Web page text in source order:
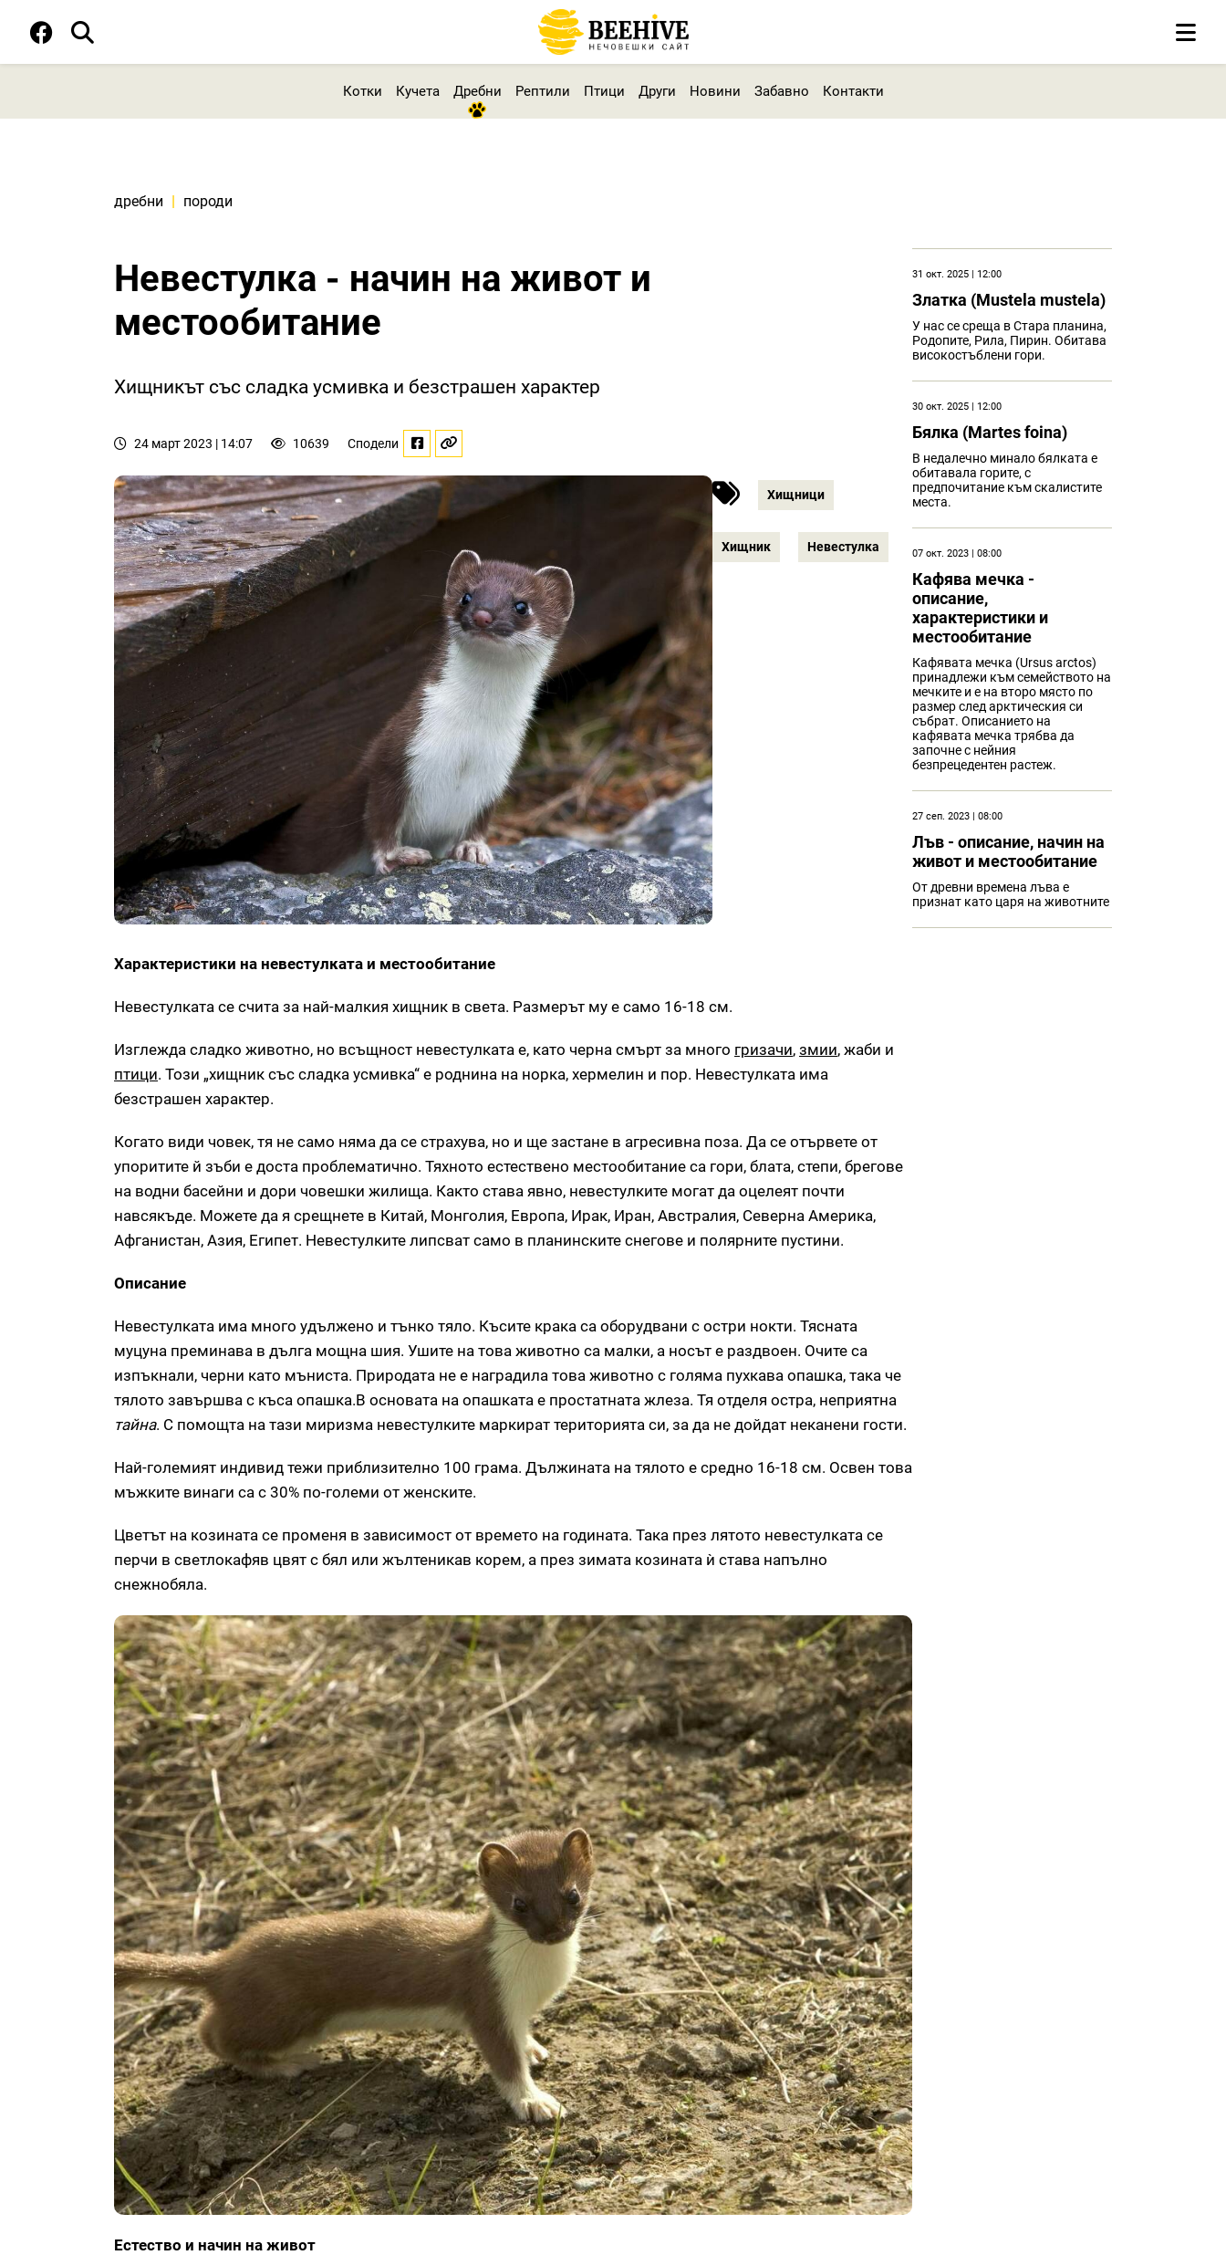
Котки Кучета Дребни Рептили Птици Други Новини Забавно Контакти
дребни | породи
Невестулка - начин на живот и
местообитание
Хищникът със сладка усмивка и безстрашен характер
24 март 2023 | 14:07 10639 Сподели
Хищници
Хищник Невестулка
Характеристики на невестулката и местообитание
Невестулката се счита за най-малкия хищник в света. Размерът му е само 16-18 см.
Изглежда сладко животно, но всъщност невестулката е, като черна смърт за много гризачи, змии, жаби и
птици. Този „хищник със сладка усмивка“ е роднина на норка, хермелин и пор. Невестулката има
безстрашен характер.
Когато види човек, тя не само няма да се страхува, но и ще застане в агресивна поза. Да се ​​отървете от
упоритите й зъби е доста проблематично. Тяхното естествено местообитание са гори, блата, степи, брегове
на водни басейни и дори човешки жилища. Както става явно, невестулките могат да оцелеят почти
навсякъде. Можете да я срещнете в Китай, Монголия, Европа, Ирак, Иран, Австралия, Северна Америка,
Афганистан, Азия, Египет. Невестулките липсват само в планинските снегове и полярните пустини.
Описание
Невестулката има много удължено и тънко тяло. Късите крака са оборудвани с остри нокти. Тясната
муцуна преминава в дълга мощна шия. Ушите на това животно са малки, а носът е раздвоен. Очите са
изпъкнали, черни като мъниста. Природата не е наградила това животно с голяма пухкава опашка, така че
тялото завършва с къса опашка.В основата на опашката е простатната жлеза. Тя отделя остра, неприятна
тайна. С помощта на тази миризма невестулките маркират територията си, за да не дойдат неканени гости.
Най-големият индивид тежи приблизително 100 грама. Дължината на тялото е средно 16-18 см. Освен това
мъжките винаги са с 30% по-големи от женските.
Цветът на козината се променя в зависимост от времето на годината. Така през лятото невестулката се
перчи в светлокафяв цвят с бял или жълтеникав корем, а през зимата козината ѝ става напълно
снежнобяла.
Естество и начин на живот
31 окт. 2025 | 12:00
Златка (Mustela mustela)
У нас се среща в Стара планина,
Родопите, Рила, Пирин. Обитава
високостъблени гори.
30 окт. 2025 | 12:00
Бялка (Martes foina)
В недалечно минало бялката е
обитавала горите, с
предпочитание към скалистите
места.
07 окт. 2023 | 08:00
Кафява мечка -
описание,
характеристики и
местообитание
Кафявата мечка (Ursus arctos)
принадлежи към семейството на
мечките и е на второ място по
размер след арктическия си
събрат. Описанието на
кафявата мечка трябва да
започне с нейния
безпрецедентен растеж.
27 сеп. 2023 | 08:00
Лъв - описание, начин на
живот и местообитание
От древни времена лъва е
признат като царя на животните